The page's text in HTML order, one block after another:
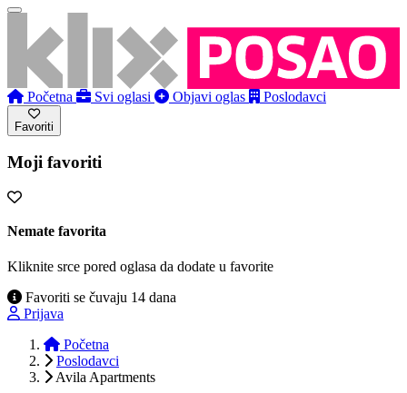
Početna Svi oglasi Objavi oglas Poslodavci
Favoriti
Moji favoriti
Nemate favorita
Kliknite srce pored oglasa da dodate u favorite
Favoriti se čuvaju 14 dana
Prijava
Početna
Poslodavci
Avila Apartments